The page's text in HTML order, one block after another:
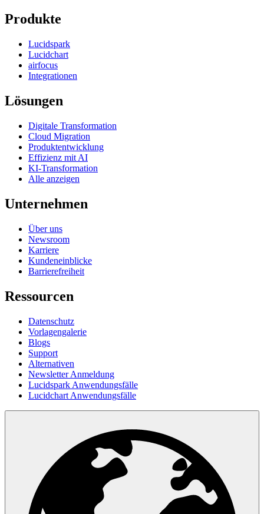
Produkte
Lucidspark
Lucidchart
airfocus
Integrationen
Lösungen
Digitale Transformation
Cloud Migration
Produktentwicklung
Effizienz mit AI
KI-Transformation
Alle anzeigen
Unternehmen
Über uns
Newsroom
Karriere
Kundeneinblicke
Barrierefreiheit
Ressourcen
Datenschutz
Vorlagengalerie
Blogs
Support
Alternativen
Newsletter Anmeldung
Lucidspark Anwendungsfälle
Lucidchart Anwendungsfälle